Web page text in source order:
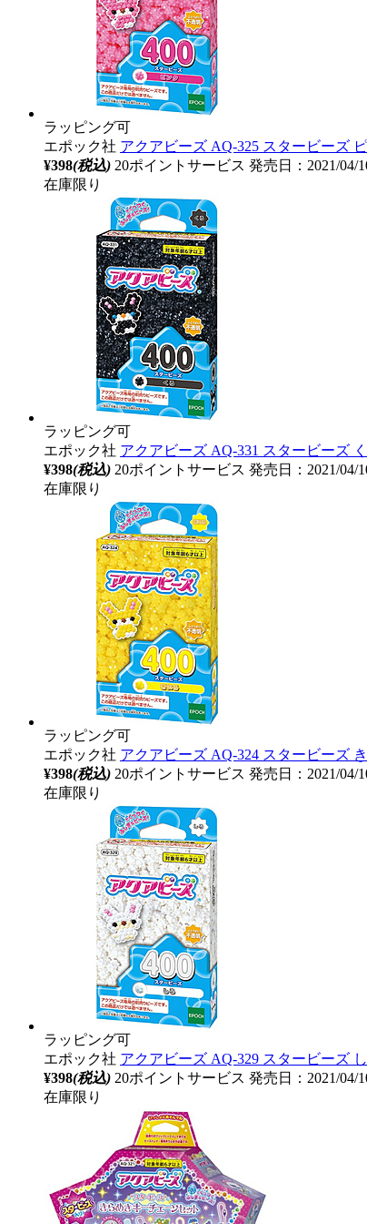
ラッピング可
エポック社 アクアビーズ AQ-325 スタービーズ
¥398(税込) 20ポイントサービス 発売日：2021/04/
在庫限り
ラッピング可
エポック社 アクアビーズ AQ-331 スタービーズ
¥398(税込) 20ポイントサービス 発売日：2021/04/
在庫限り
ラッピング可
エポック社 アクアビーズ AQ-324 スタービーズ
¥398(税込) 20ポイントサービス 発売日：2021/04/
在庫限り
ラッピング可
エポック社 アクアビーズ AQ-329 スタービーズ
¥398(税込) 20ポイントサービス 発売日：2021/04/
在庫限り